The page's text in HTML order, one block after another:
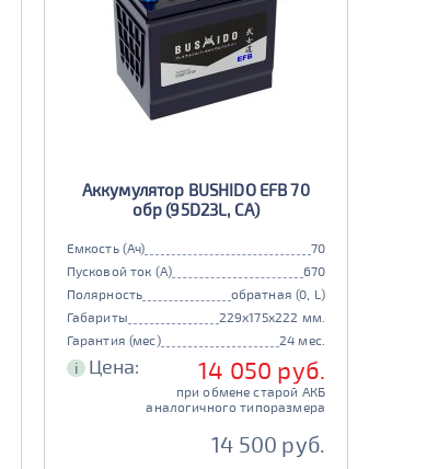
Аккумулятор BUSHIDO EFB 70
обр (95D23L, CA)
Емкость (Ач)
70
Пусковой ток (А)
670
Полярность
обратная (0, L)
Габариты
229x175x222 мм.
Гарантия (мес)
24 мес.
i Цена: 14 050 руб.
при обмене старой АКБ
аналогичного типоразмера
14 500 руб.